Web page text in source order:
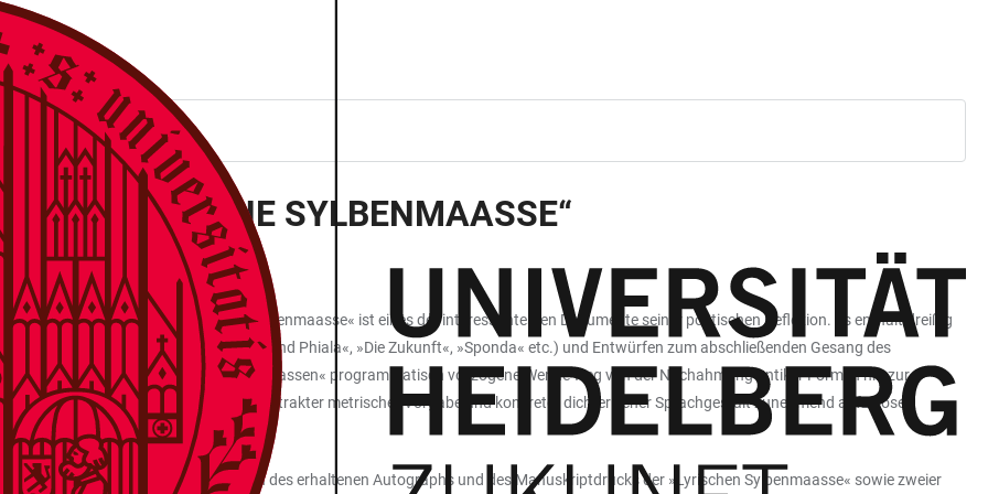
„LYRISCHE SYLBENMAASSE“
gedrucktes Manuskript »Lyrische Sylbenmaasse« ist eines der interessantesten Dokumente seiner poetischen Reflexion. Es enthält dreißig
aus Gedichten (»Aganippe und Phiala«, »Die Zukunft«, »Sponda« etc.) und Entwürfen zum abschließenden Gesang des
sind. Die mit den »Sylbenmaassen« programmatisch vollzogene Wende weg von der Nachahmung antiker Formen hin zur
Klopstock die Spannung zwischen abstrakter metrischer Vorgabe und konkreter dichterischer Sprachgestalt zunehmend aufzulösen
textkritische Faksimile-Edition des erhaltenen Autographs und des Manuskriptdrucks der »Lyrischen Sylbenmaasse« sowie zweier